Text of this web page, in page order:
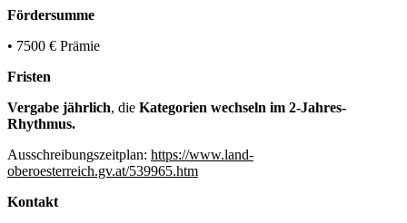
Fördersumme
• 7500 € Prämie
Fristen
Vergabe jährlich, die Kategorien wechseln im 2-Jahres-
Rhythmus.
Ausschreibungszeitplan: https://www.land-
oberoesterreich.gv.at/539965.htm
Kontakt